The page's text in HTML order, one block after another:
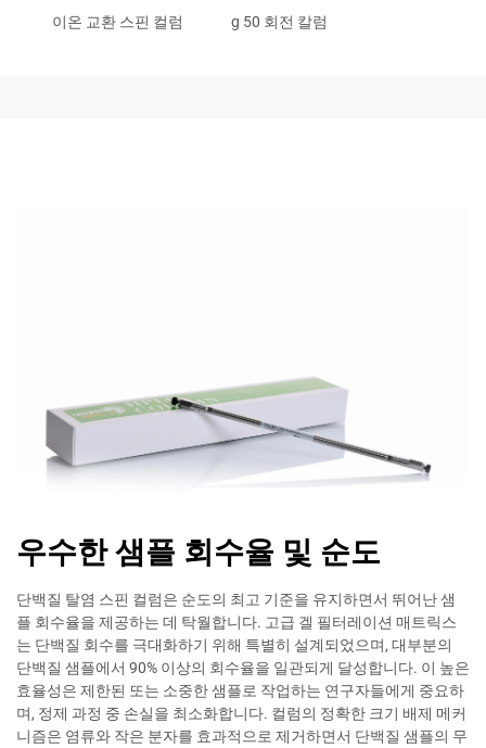
이온 교환 스핀 컬럼 g 50 회전 칼럼
우수한 샘플 회수율 및 순도
단백질 탈염 스핀 컬럼은 순도의 최고 기준을 유지하면서 뛰어난 샘
플 회수율을 제공하는 데 탁월합니다. 고급 겔 필터레이션 매트릭스
는 단백질 회수를 극대화하기 위해 특별히 설계되었으며, 대부분의
단백질 샘플에서 90% 이상의 회수율을 일관되게 달성합니다. 이 높은
효율성은 제한된 또는 소중한 샘플로 작업하는 연구자들에게 중요하
며, 정제 과정 중 손실을 최소화합니다. 컬럼의 정확한 크기 배제 메커
니즘은 염류와 작은 분자를 효과적으로 제거하면서 단백질 샘플의 무